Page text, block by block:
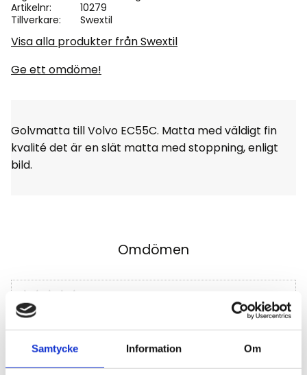
Samtycke Information Om
Artikelnr
10279
Tillverkare
Swextil
Visa alla produkter från Swextil
Ge ett omdöme!
Golvmatta till Volvo EC55C. Matta med väldigt fin
kvalité det är en slät matta med stoppning, enligt
bild.
Omdömen
Klicka på en stjärna för att sätta ditt betyg